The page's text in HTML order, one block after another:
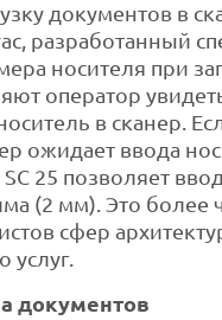
документов в
разработанный
носителя при
оператор
в сканер.
ожидает ввода
SC 25 позволяет
(2 мм). Это более
сфер
услуг.
документов